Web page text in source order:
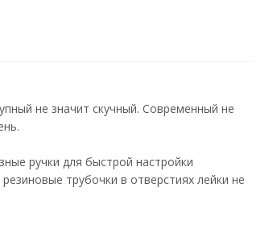
не значит скучный. Современный не
ручки для быстрой настройки
трубочки в отверстиях лейки не